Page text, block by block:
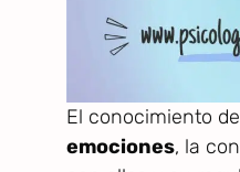
El conocimiento
emociones, la